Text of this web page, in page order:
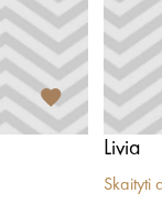
Livia
Skaityti